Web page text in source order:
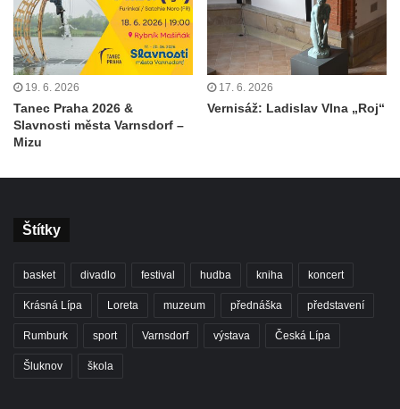
19. 6. 2026
Tanec Praha 2026 &
Slavnosti města Varnsdorf –
Mizu
17. 6. 2026
Vernisáž: Ladislav Vlna „Roj“
Štítky
basket divadlo festival hudba kniha koncert
Krásná Lípa Loreta muzeum přednáška představení
Rumburk sport Varnsdorf výstava Česká Lípa
Šluknov škola